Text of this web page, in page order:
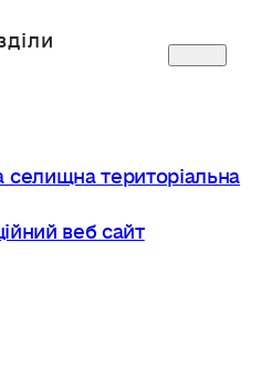
селищна територіальна
веб сайт